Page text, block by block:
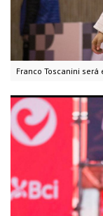
Franco Toscanini